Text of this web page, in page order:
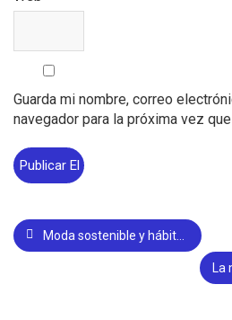
Guarda mi nombre, correo
navegador para la próxima vez
Moda sostenible y hábitos para un armario más responsable